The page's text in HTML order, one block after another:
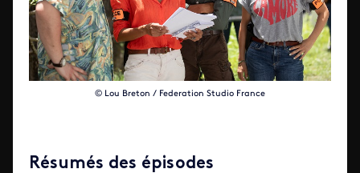
© Lou Breton / Federation Studio France
Résumés des épisodes